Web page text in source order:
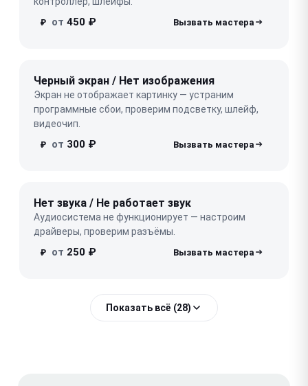
₽ от 450 ₽
Черный экран / Нет изображения
Экран не отображает картинку — устраним
программные сбои, проверим подсветку, шлейф,
видеочип.
₽ от 300 ₽
Нет звука / Не работает звук
Аудиосистема не функционирует — настроим
драйверы, проверим разъёмы.
₽ от 250 ₽
Показать всё (28)